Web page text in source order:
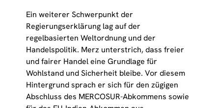
Ein weiterer Schwerpunkt der
Regierungserklärung lag auf der
regelbasierten Weltordnung und der
Handelspolitik. Merz unterstrich, dass freier
und fairer Handel eine Grundlage für
Wohlstand und Sicherheit bleibe. Vor diesem
Hintergrund sprach er sich für den zügigen
Abschluss des MERCOSUR-Abkommens sowie